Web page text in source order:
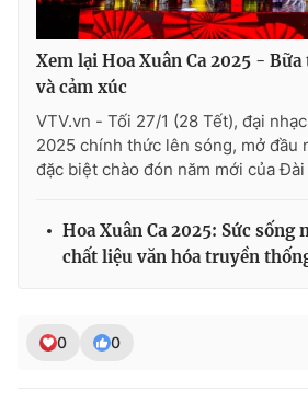
Xem lại Hoa Xuân Ca 2025 - Bữa
và cảm xúc
VTV.vn - Tối 27/1 (28 Tết), đại
2025 chính thức lên sóng, mở đầu
đặc biệt chào đón năm mới của
Hoa Xuân Ca 2025: Sức sống
chất liệu văn hóa truyền
0 0